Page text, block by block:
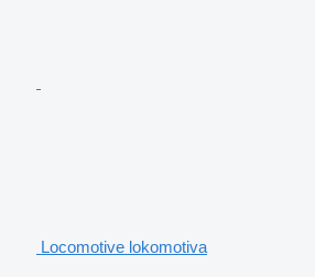
Locomotive lokomotiva